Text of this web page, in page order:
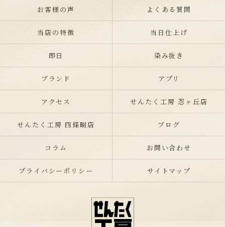
お客様の声 よくある質問
当店の特徴 当日仕上げ
即日 染み抜き
ブランド アプリ
アクセス せんたく工房 忍ヶ丘店
せんたく工房 四條畷店 ブログ
コラム お問い合わせ
プライバシーポリシー サイトマップ